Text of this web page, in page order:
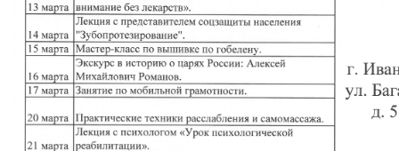
Вернуть стандартные настройки